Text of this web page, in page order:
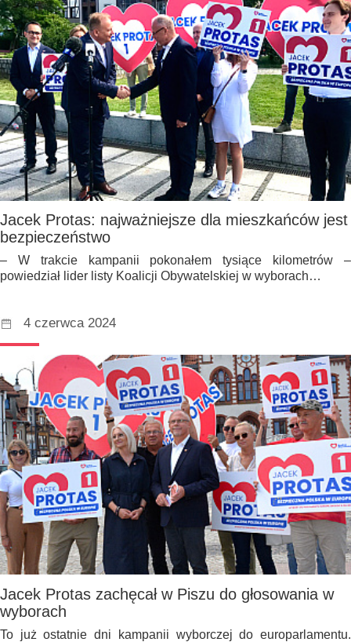
Jacek Protas: najważniejsze dla mieszkańców jest
bezpieczeństwo
– W trakcie kampanii pokonałem tysiące kilometrów –
powiedział lider listy Koalicji Obywatelskiej w wyborach…
4 czerwca 2024
Jacek Protas zachęcał w Piszu do głosowania w
wyborach
To już ostatnie dni kampanii wyborczej do europarlamentu.